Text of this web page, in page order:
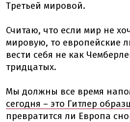
Третьей мировой.
Считаю, что если мир не
мировую, то европейские
вести себя не как
тридцатых.
Мы должны все время
сегодня – это Гитлер
превратится ли Европа